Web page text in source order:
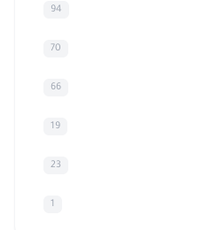
94
70
66
19
23
1